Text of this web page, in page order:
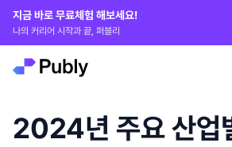
지금 바로 무료체험 해보세요!
나의 커리어 시작과 끝, 퍼블리
2024년 주요 산업